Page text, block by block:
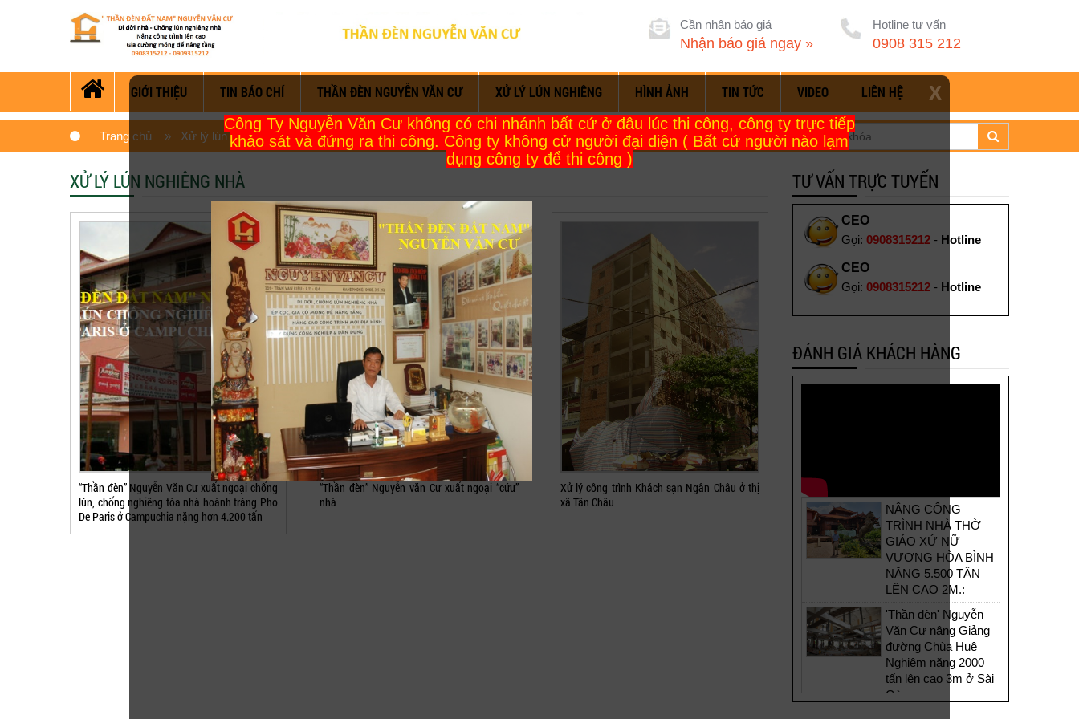
Cần nhận báo giá
Nhận báo giá ngay »
Hotline tư vấn
0908 315 212
GIỚI THIỆU TIN BÁO CHÍ THẦN ĐÈN NGUYỄN VĂN CƯ XỬ LÝ LÚN NGHIÊNG HÌNH ẢNH TIN TỨC VIDEO LIÊN HỆ
Trang chủ » Xử lý lún nghiêng nhà
XỬ LÝ LÚN NGHIÊNG NHÀ
“Thần đèn” Nguyễn Văn Cư xuất ngoại chống
lún, chống nghiêng tòa nhà hoành tráng Pho
De Paris ở Campuchia nặng hơn 4.200 tấn
“Thần đèn” Nguyễn văn Cư xuất ngoại “cứu”
nhà
Xử lý công trình Khách sạn Ngân Châu ở thị
xã Tân Châu
TƯ VẤN TRỰC TUYẾN
CEO
Gọi: 0908315212- Hotline
CEO
Gọi: 0908315212- Hotline
ĐÁNH GIÁ KHÁCH HÀNG
NÂNG CÔNG
TRÌNH NHÀ THỜ
GIÁO XỨ NỮ
VƯƠNG HÒA BÌNH
NẶNG 5.500 TẤN
LÊN CAO 2M.:
'Thần đèn' Nguyễn
Văn Cư nâng Giảng
đường Chùa Huệ
Nghiêm nặng 2000
tấn lên cao 3m ở Sài
Gòn
X
Công Ty Nguyễn Văn Cư không có chi nhánh bất cứ ở đâu lúc thi công, công ty trực tiếp
khảo sát và đứng ra thi công. Công ty không cử người đại diện ( Bất cứ người nào lạm
dụng công ty để thi công )